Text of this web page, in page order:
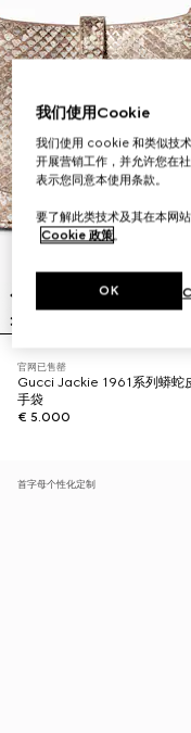
官网已售罄
Gucci Jackie 1961系列蟒蛇
手袋
€ 5.000
首字母个性化定制
我们使用Cookie
我们使用 cookie 和类似技
开展营销工作，并允许您在
表示您同意本使用条款。
要了解此类技术及其在本网
Cookie 政策。
OK